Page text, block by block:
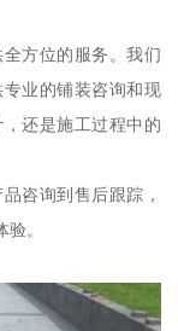
方位的服务。我们
业的铺装咨询和现
还是施工过程中的
咨询到售后跟踪，
。